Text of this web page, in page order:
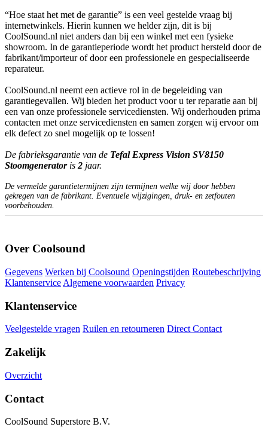
“Hoe staat het met de garantie” is een veel gestelde vraag bij
internetwinkels. Hierin kunnen we helder zijn, dit is bij
CoolSound.nl niet anders dan bij een winkel met een fysieke
showroom. In de garantieperiode wordt het product hersteld door de
fabrikant/importeur of door een professionele en gespecialiseerde
reparateur.
CoolSound.nl neemt een actieve rol in de begeleiding van
garantiegevallen. Wij bieden het product voor u ter reparatie aan bij
een van onze professionele servicediensten. Wij onderhouden prima
contacten met onze servicediensten en samen zorgen wij ervoor om
elk defect zo snel mogelijk op te lossen!
De fabrieksgarantie van de Tefal Express Vision SV8150
Stoomgeneratoris 2 jaar.
De vermelde garantietermijnen zijn termijnen welke wij door hebben
gekregen van de fabrikant. Eventuele wijzigingen, druk- en zetfouten
voorbehouden.
Over Coolsound
Gegevens Werken bij Coolsound Openingstijden Routebeschrijving
Klantenservice Algemene voorwaarden Privacy
Klantenservice
Veelgestelde vragen Ruilen en retourneren Direct Contact
Zakelijk
Overzicht
Contact
CoolSound Superstore B.V.